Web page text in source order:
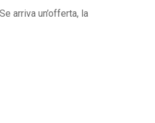
arriva un’offerta, la